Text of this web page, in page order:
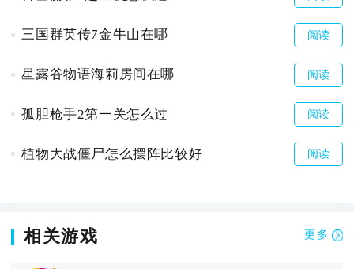
三国群英传7金牛山在哪 阅读
星露谷物语海莉房间在哪 阅读
孤胆枪手2第一关怎么过 阅读
植物大战僵尸怎么摆阵比较好 阅读
相关游戏 更多